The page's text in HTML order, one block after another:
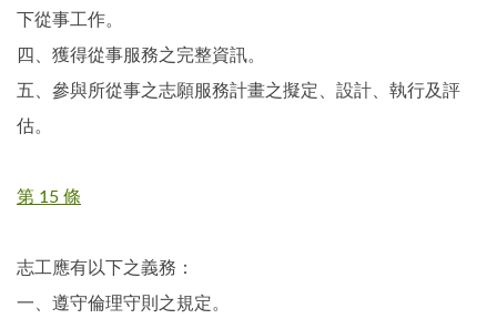
下從事工作。
四、獲得從事服務之完整資訊。
五、參與所從事之志願服務計畫之擬定、設計、執行及評
估。
第 15 條
志工應有以下之義務：
一、遵守倫理守則之規定。